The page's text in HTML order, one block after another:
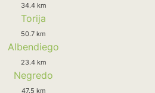
34.4 km
Torija
50.7 km
Albendiego
23.4 km
Negredo
47.5 km